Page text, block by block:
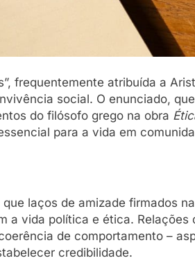
frequentemente atribuída a
social. O enunciado,
do filósofo grego na obra
para a vida em
laços de amizade firmados
a vida política e ética. Relações
de comportamento –
credibilidade.